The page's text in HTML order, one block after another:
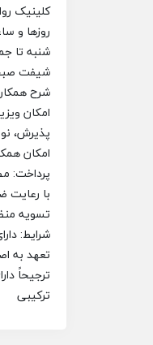
کلینیک روانشناسی و
روزها و
شنبه تا
شیفت
شرح
امکان
پذیرش،
امکان
پرداخت:
با
تسویه
شرایط:
تعهد به
ترکیبی